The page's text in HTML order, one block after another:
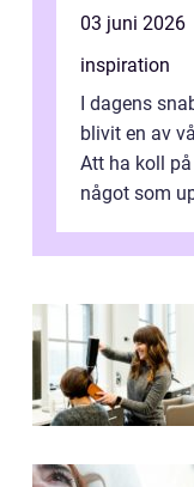
03 juni 2026
inspiration
I dagens
blivit en av
Att ha koll
något som